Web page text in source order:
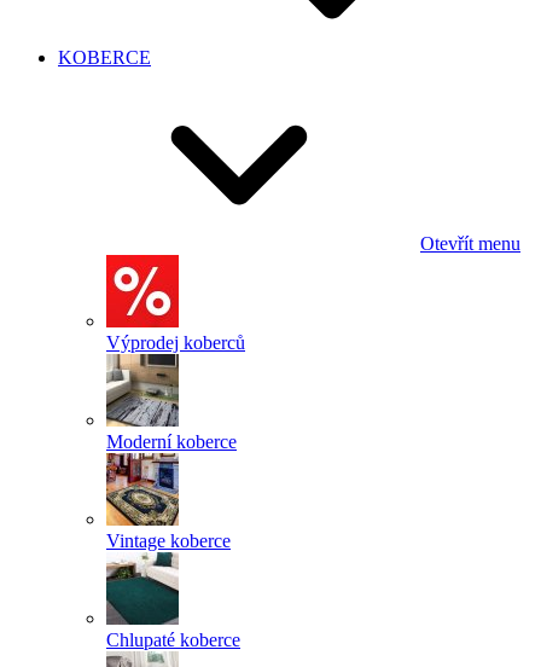
KOBERCE
Otevřít menu
Výprodej koberců
Moderní koberce
Vintage koberce
Chlupaté koberce